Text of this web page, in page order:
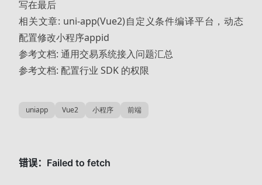
写在最后
相关文章: uni-app(Vue2)自定义条件编译平台，动态
配置修改小程序appid
参考文档: 通用交易系统接入问题汇总
参考文档: 配置行业 SDK 的权限
uniapp Vue2 小程序 前端